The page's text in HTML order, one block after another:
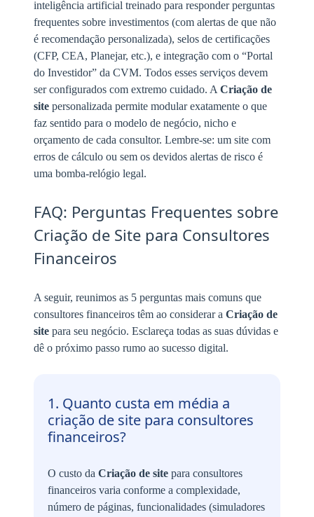
inteligência artificial treinado para responder perguntas
frequentes sobre investimentos (com alertas de que não
é recomendação personalizada), selos de certificações
(CFP, CEA, Planejar, etc.), e integração com o “Portal
do Investidor” da CVM. Todos esses serviços devem
ser configurados com extremo cuidado. A Criação de
site personalizada permite modular exatamente o que
faz sentido para o modelo de negócio, nicho e
orçamento de cada consultor. Lembre-se: um site com
erros de cálculo ou sem os devidos alertas de risco é
uma bomba-relógio legal.
FAQ: Perguntas Frequentes sobre
Criação de Site para Consultores
Financeiros
A seguir, reunimos as 5 perguntas mais comuns que
consultores financeiros têm ao considerar a Criação de
site para seu negócio. Esclareça todas as suas dúvidas e
dê o próximo passo rumo ao sucesso digital.
1. Quanto custa em média a
criação de site para consultores
financeiros?
O custo da Criação de site para consultores
financeiros varia conforme a complexidade,
número de páginas, funcionalidades (simuladores